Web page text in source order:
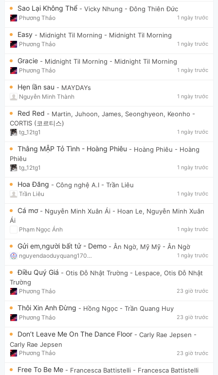
Sao Lại Không Thể - Vicky Nhung - Đông Thiên Đức
Phương Thảo 1 ngày trước
Easy - Midnight Til Morning - Midnight Til Morning
Phương Thảo 1 ngày trước
Gracie - Midnight Til Morning - Midnight Til Morning
Phương Thảo 1 ngày trước
Hẹn lần sau - MAYDAYs
Nguyễn Minh Thành 1 ngày trước
Red Red - Martin, Juhoon, James, Seonghyeon, Keonho -
CORTIS (코르티스)
tg_12tg1 1 ngày trước
Thằng MẬP Tỏ Tình - Hoàng Phiêu - Hoàng Phiêu - Hoàng
Phiêu
tg_12tg1 1 ngày trước
Hoa Đăng - Công nghệ A.I - Trần Liêu
Trần Liêu 1 ngày trước
Cá mơ - Nguyễn Minh Xuân Ái - Hoan Le, Nguyễn Minh Xuân
Ái
Phạm Ngọc Ánh 1 ngày trước
Gửi em,người bất tử - Demo - Ân Ngờ, Mỹ Mỹ - Ân Ngờ
nguyendaoduyquang17021 1 ngày trước
Điều Quý Giá - Otis Đỗ Nhật Trường - Lespace, Otis Đỗ Nhật
Trường
Phương Thảo 23 giờ trước
Thôi Xin Anh Đừng - Hồng Ngọc - Trần Quang Huy
Phương Thảo 23 giờ trước
Don’t Leave Me On The Dance Floor - Carly Rae Jepsen -
Carly Rae Jepsen
Phương Thảo 23 giờ trước
Free To Be Me - Francesca Battistelli - Francesca Battistelli